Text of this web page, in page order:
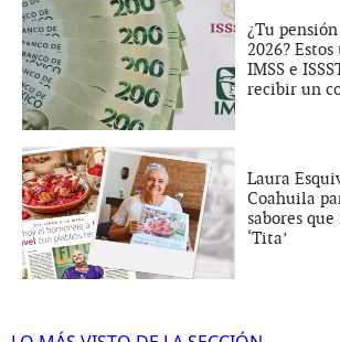
¿Tu
2026?
IMSS e
recibir un
Laura
Coahuila
sabores
‘Tita’